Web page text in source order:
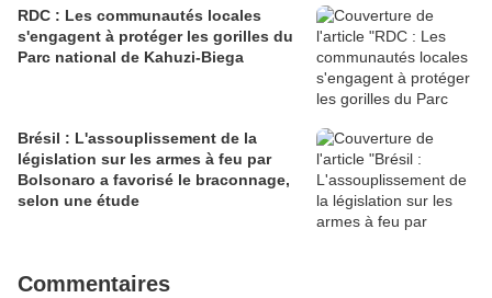
RDC : Les communautés locales
s'engagent à protéger les gorilles du
Parc national de Kahuzi-Biega
Brésil : L'assouplissement de la
législation sur les armes à feu par
Bolsonaro a favorisé le braconnage,
selon une étude
Commentaires